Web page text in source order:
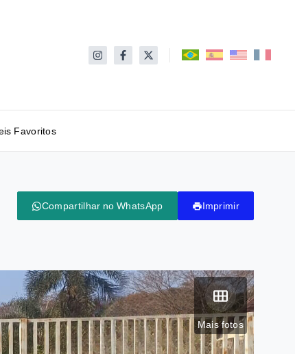
Favoritos
Compartilhar no WhatsApp Imprimir
Mais fotos